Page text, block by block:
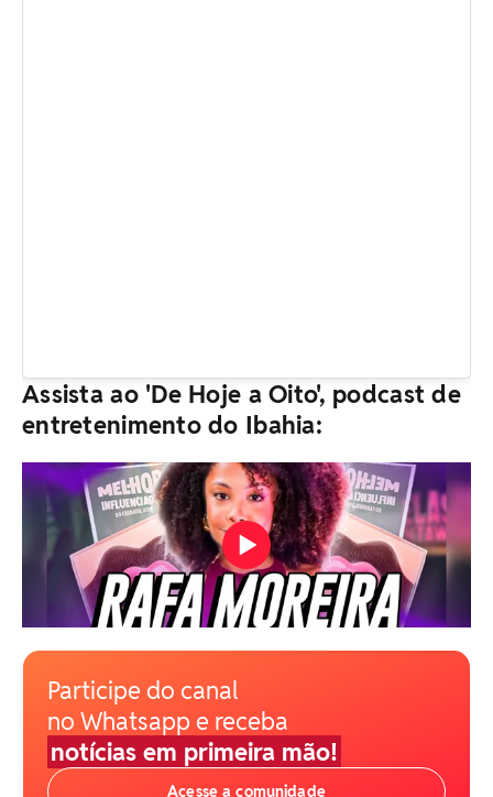
Assista ao 'De Hoje a Oito', podcast de
entretenimento do Ibahia:
Participe do canal
no Whatsapp e receba
notícias em primeira mão!
Acesse a comunidade